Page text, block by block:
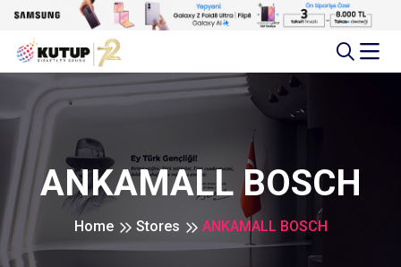
ANKAMALL BOSCH
Home Stores ANKAMALL BOSCH